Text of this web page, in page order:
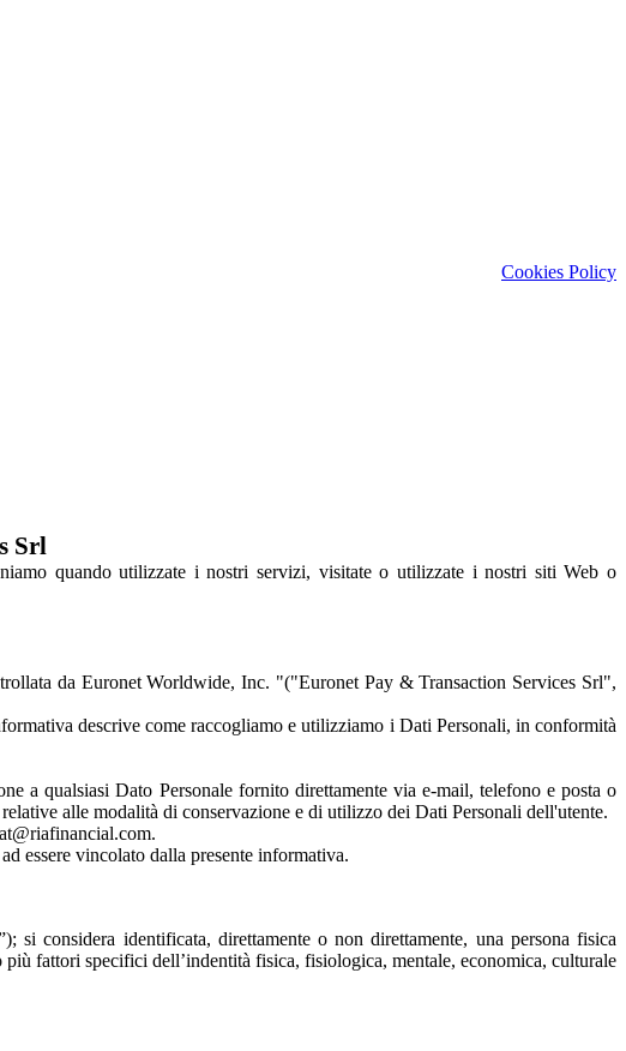
Cookies Policy
Srl
quando utilizzate i nostri servizi, visitate o utilizzate i nostri siti Web o
da Euronet Worldwide, Inc. "("Euronet Pay & Transaction Services Srl",
descrive come raccogliamo e utilizziamo i Dati Personali, in conformità
a qualsiasi Dato Personale fornito direttamente via e-mail, telefono e posta o
alle modalità di conservazione e di utilizzo dei Dati Personali dell'utente.
essere vincolato dalla presente informativa.
si considera identificata, direttamente o non direttamente, una persona fisica
fattori specifici dell’indentità fisica, fisiologica, mentale, economica, culturale